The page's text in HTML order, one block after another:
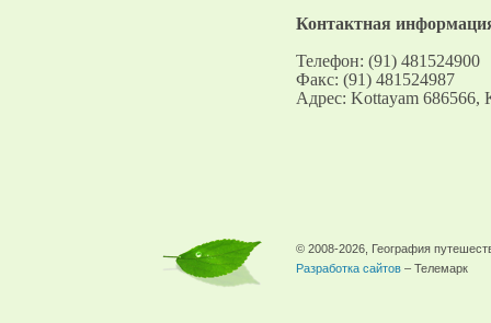
Контактная
Телефон: (91) 481524900
Факс: (91) 481524987
Адрес: Kottayam 686566,
© 2008-2026, География
Разработка сайтов – Телемарк